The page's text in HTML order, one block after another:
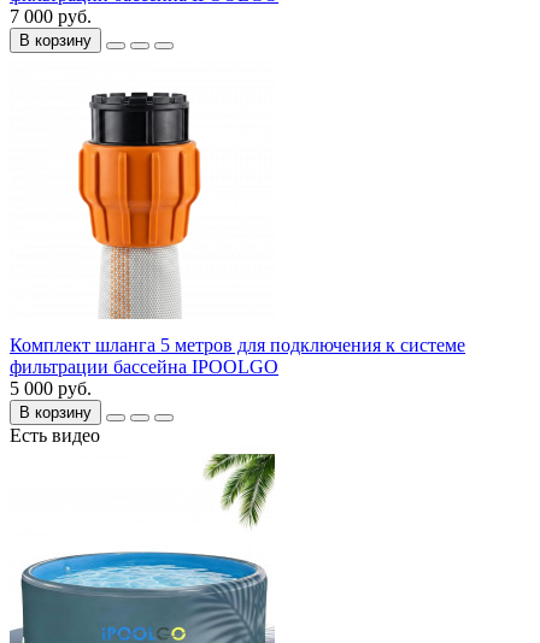
7 000 руб.
В корзину
Комплект шланга 5 метров для подключения к системе
фильтрации бассейна IPOOLGO
5 000 руб.
В корзину
Есть видео